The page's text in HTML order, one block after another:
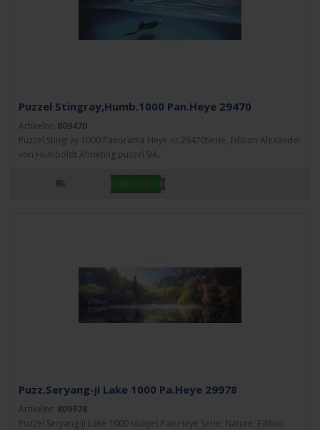
Puzzel Stingray,Humb.1000 Pan.Heye 29470
Artikelnr: 809470
Puzzel,Stingray 1000 Panorama Heye nr.29470Serie, Edition Alexander
von Humboldt.Afmeting puzzel 94..
Puzz.Seryang-ji Lake 1000 Pa.Heye 29978
Artikelnr: 809978
Puzzel Seryang-ji Lake 1000 stukjes Pan.Heye Serie; Nature, Edition